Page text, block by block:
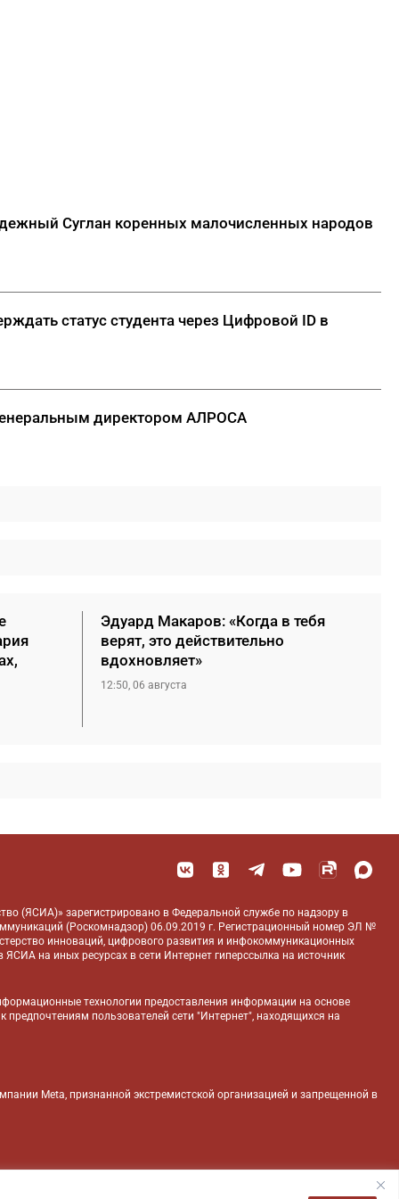
Суглан коренных малочисленных народов
статус студента через Цифровой ID в
директором АЛРОСА
Эдуард Макаров: «Когда в тебя
верят, это действительно
вдохновляет»
12:50, 06 августа
(ЯСИА)» зарегистрировано в Федеральной службе по надзору в
(Роскомнадзор) 06.09.2019 г. Регистрационный номер ЭЛ №
инноваций, цифрового развития и инфокоммуникационных
на иных ресурсах в сети Интернет гиперссылка на источник
технологии предоставления информации на основе
предпочтениям пользователей сети "Интернет", находящихся на
Meta, признанной экстремистской организацией и запрещенной в